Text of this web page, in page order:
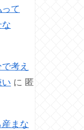
て
考え
に 匿
まな